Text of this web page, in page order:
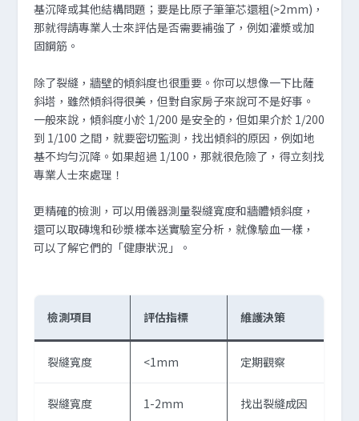
基沉降或其他結構問題；要是比原子筆筆芯還粗(>2mm)，
那就得請專業人士來評估是否需要補強了，例如灌漿或加
固鋼筋。
除了裂縫，牆壁的傾斜度也很重要。你可以想像一下比薩
斜塔，雖然傾斜得很美，但對自家房子來說可不是好事。
一般來說，傾斜度小於 1/200 是安全的，但如果介於 1/200
到 1/100 之間，就要密切監測，找出傾斜的原因，例如地
基不均勻沉降。如果超過 1/100，那就很危險了，得立刻找
專業人士來處理！
更精確的檢測，可以用儀器測量裂縫寬度和牆體傾斜度，
還可以取磚塊和砂漿樣本送實驗室分析，就像驗血一樣，
可以了解它們的「健康狀況」。
檢測項目 評估指標 維護決策
裂縫寬度 <1mm 定期觀察
裂縫寬度 1-2mm 找出裂縫成因